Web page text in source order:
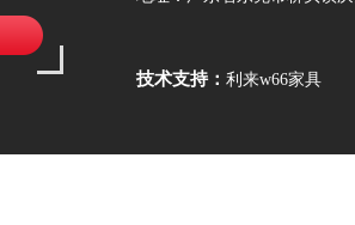
技术支持： 利来w66家具